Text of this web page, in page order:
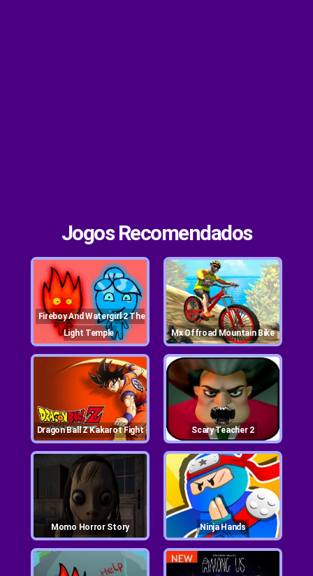
Jogos Recomendados
Fireboy And Watergirl 2 The
Light Temple
Mx Offroad Mountain Bike
Dragon Ball Z Kakarot Fight Scary Teacher 2
Momo Horror Story Ninja Hands